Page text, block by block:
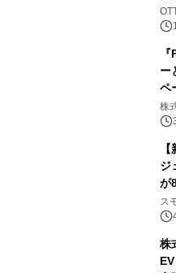
ー
ペ
メ
株
ジ
が
始
ス
株